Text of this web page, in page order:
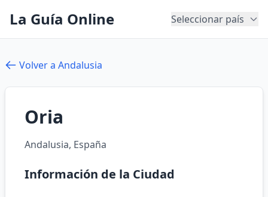
La Guía Online Seleccionar país
Volver a Andalusia
Oria
Andalusia, España
Información de la Ciudad